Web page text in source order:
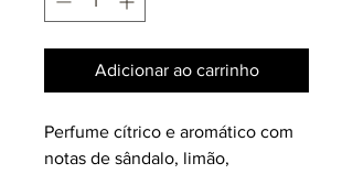
Adicionar ao carrinho
Perfume cítrico e aromático com
notas de sândalo, limão,